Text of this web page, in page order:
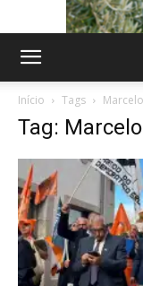
Início Tags
Tag: